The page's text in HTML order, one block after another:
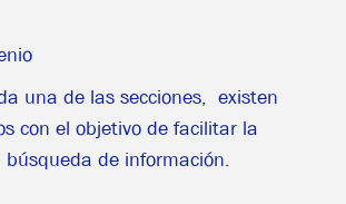
una de las secciones, existen
con el objetivo de facilitar la
búsqueda de información.